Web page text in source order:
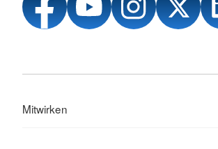
Mitwirken